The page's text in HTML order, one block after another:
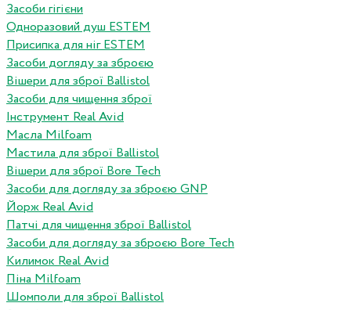
Засоби гігієни
Одноразовий душ ESTEM
Присипка для ніг ESTEM
Засоби догляду за зброєю
Вішери для зброї Ballistol
Засоби для чищення зброї
Інструмент Real Avid
Масла Milfoam
Мастила для зброї Ballistol
Вішери для зброї Bore Tech
Засоби для догляду за зброєю GNP
Йорж Real Avid
Патчі для чищення зброї Ballistol
Засоби для догляду за зброєю Bore Tech
Килимок Real Avid
Піна Milfoam
Шомполи для зброї Ballistol